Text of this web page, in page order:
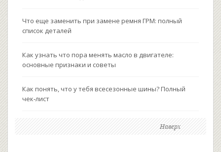
Что еще заменить при замене ремня ГРМ: полный
список деталей
Как узнать что пора менять масло в двигателе:
основные признаки и советы
Как понять, что у тебя всесезонные шины? Полный
чек‑лист
Наверх